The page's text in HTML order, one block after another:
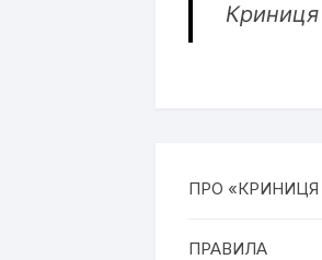
ПРО
ПРАВИЛА